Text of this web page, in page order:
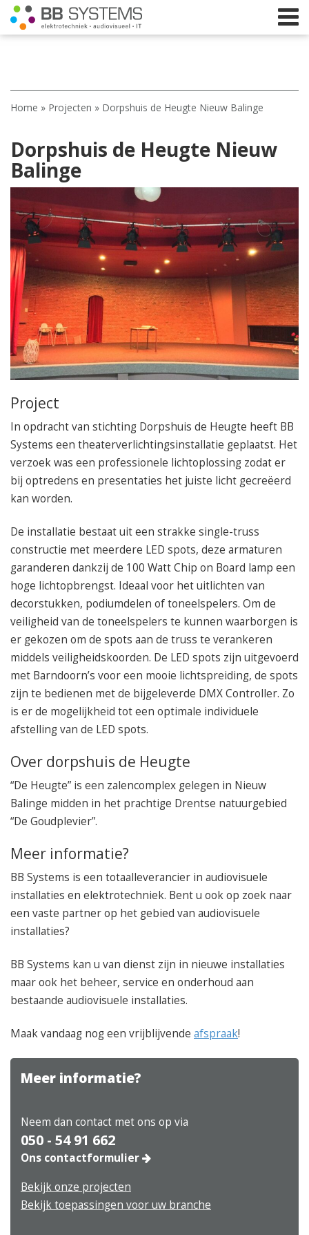
Home
Beeld
Elektrotechniek
IT
Webshop
050 – 54 91 662
Route
Home » Projecten » Dorpshuis de Heugte Nieuw Balinge
Dorpshuis de Heugte Nieuw
Balinge
Project
In opdracht van stichting Dorpshuis de Heugte heeft BB
Systems een theaterverlichtingsinstallatie geplaatst. Het
verzoek was een professionele lichtoplossing zodat er
bij optredens en presentaties het juiste licht gecreëerd
kan worden.
De installatie bestaat uit een strakke single-truss
constructie met meerdere LED spots, deze armaturen
garanderen dankzij de 100 Watt Chip on Board lamp een
hoge lichtopbrengst. Ideaal voor het uitlichten van
decorstukken, podiumdelen of toneelspelers. Om de
veiligheid van de toneelspelers te kunnen waarborgen is
er gekozen om de spots aan de truss te verankeren
middels veiligheidskoorden. De LED spots zijn uitgevoerd
met Barndoorn’s voor een mooie lichtspreiding, de spots
zijn te bedienen met de bijgeleverde DMX Controller. Zo
is er de mogelijkheid tot een optimale individuele
afstelling van de LED spots.
Over dorpshuis de Heugte
“De Heugte” is een zalencomplex gelegen in Nieuw
Balinge midden in het prachtige Drentse natuurgebied
“De Goudplevier”.
Meer informatie?
BB Systems is een totaalleverancier in audiovisuele
installaties en elektrotechniek. Bent u ook op zoek naar
een vaste partner op het gebied van audiovisuele
installaties?
BB Systems kan u van dienst zijn in nieuwe installaties
maar ook het beheer, service en onderhoud aan
bestaande audiovisuele installaties.
Maak vandaag nog een vrijblijvende afspraak!
Meer informatie?
Neem dan contact met ons op via
050 - 54 91 662
Ons contactformulier
Bekijk onze projecten
Bekijk toepassingen voor uw branche